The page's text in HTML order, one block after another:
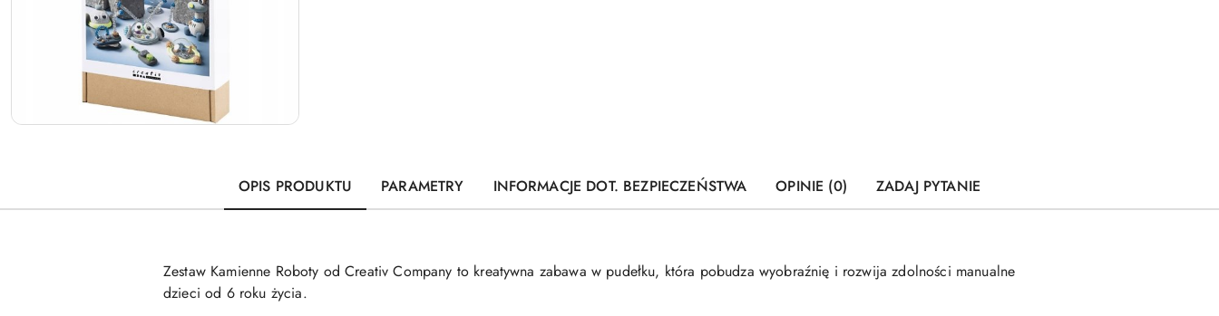
OPIS PRODUKTU PARAMETRY INFORMACJE DOT. BEZPIECZEŃSTWA OPINIE (0) ZADAJ PYTANIE
Zestaw Kamienne Roboty od Creativ Company to kreatywna zabawa w pudełku, która pobudza wyobraźnię i rozwija zdolności manualne
dzieci od 6 roku życia.